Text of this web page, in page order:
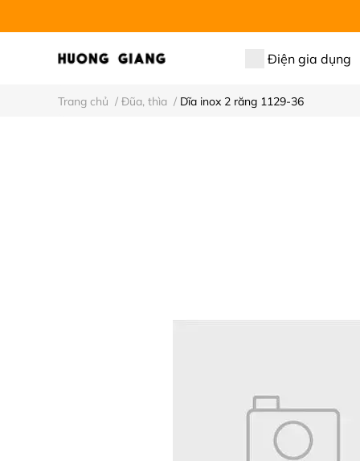
Điện gia dụng
Trang chủ / Đũa, thìa / Dĩa inox 2 răng 1129-36